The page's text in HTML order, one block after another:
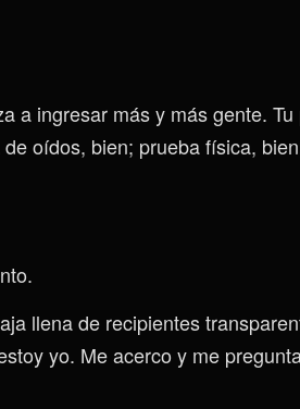
a ingresar más y más gente.
oídos, bien; prueba física,
llena de recipientes
yo. Me acerco y me